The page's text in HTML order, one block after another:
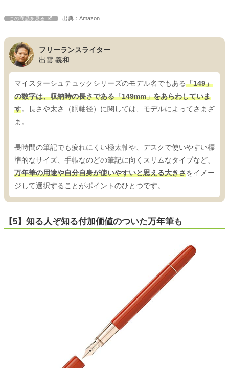
この商品を見る 出典：Amazon
フリーランスライター
出雲 義和
マイスターシュテュックシリーズのモデル名でもある「149」
の数字は、収納時の長さである「149mm」をあらわしていま
す。長さや太さ（胴軸径）に関しては、モデルによってさまざ
ま。
長時間の筆記でも疲れにくい極太軸や、デスクで使いやすい標
準的なサイズ、手帳なのどの筆記に向くスリムなタイプなど、
万年筆の用途や自分自身が使いやすいと思える大きさをイメー
ジして選択することがポイントのひとつです。
【5】知る人ぞ知る付加価値のついた万年筆も